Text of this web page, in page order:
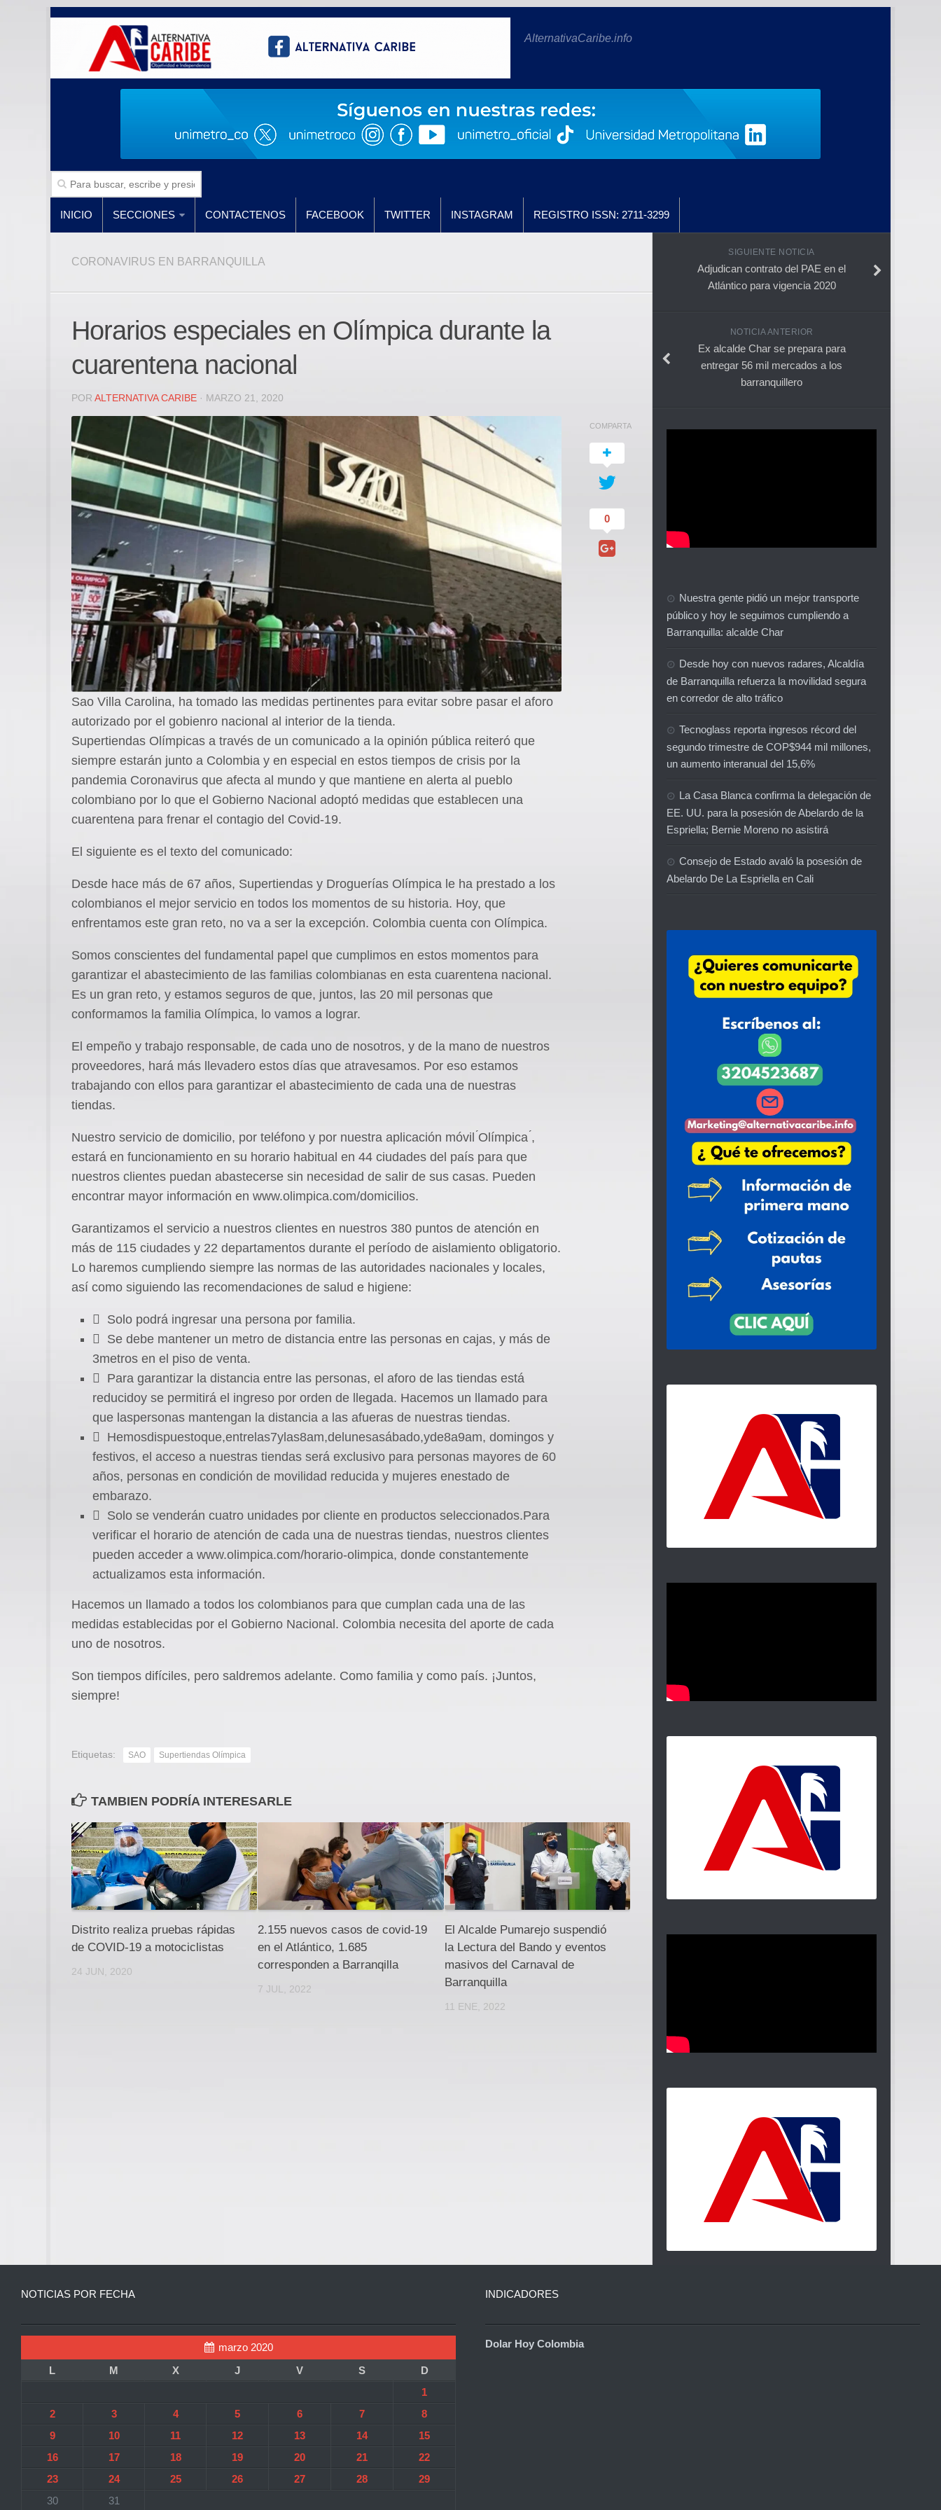
AlternativaCaribe.info
INICIO SECCIONES CONTACTENOS FACEBOOK TWITTER INSTAGRAM REGISTRO ISSN: 2711-3299
CORONAVIRUS EN BARRANQUILLA
Horarios especiales en Olímpica durante la
cuarentena nacional
POR ALTERNATIVA CARIBE · MARZO 21, 2020
Sao Villa Carolina, ha tomado las medidas pertinentes para evitar sobre pasar el aforo
autorizado por el gobienro nacional al interior de la tienda.
Supertiendas Olímpicas a través de un comunicado a la opinión pública reiteró que
siempre estarán junto a Colombia y en especial en estos tiempos de crisis por la
pandemia Coronavirus que afecta al mundo y que mantiene en alerta al pueblo
colombiano por lo que el Gobierno Nacional adoptó medidas que establecen una
cuarentena para frenar el contagio del Covid-19.
El siguiente es el texto del comunicado:
Desde hace más de 67 años, Supertiendas y Droguerías Olímpica le ha prestado a los
colombianos el mejor servicio en todos los momentos de su historia. Hoy, que
enfrentamos este gran reto, no va a ser la excepción. Colombia cuenta con Olímpica.
Somos conscientes del fundamental papel que cumplimos en estos momentos para
garantizar el abastecimiento de las familias colombianas en esta cuarentena nacional.
Es un gran reto, y estamos seguros de que, juntos, las 20 mil personas que
conformamos la familia Olímpica, lo vamos a lograr.
El empeño y trabajo responsable, de cada uno de nosotros, y de la mano de nuestros
proveedores, hará más llevadero estos días que atravesamos. Por eso estamos
trabajando con ellos para garantizar el abastecimiento de cada una de nuestras
tiendas.
Nuestro servicio de domicilio, por teléfono y por nuestra aplicación móvil ́Olímpica ́,
estará en funcionamiento en su horario habitual en 44 ciudades del país para que
nuestros clientes puedan abastecerse sin necesidad de salir de sus casas. Pueden
encontrar mayor información en www.olimpica.com/domicilios.
Garantizamos el servicio a nuestros clientes en nuestros 380 puntos de atención en
más de 115 ciudades y 22 departamentos durante el período de aislamiento obligatorio.
Lo haremos cumpliendo siempre las normas de las autoridades nacionales y locales,
así como siguiendo las recomendaciones de salud e higiene:
 Solo podrá ingresar una persona por familia.
 Se debe mantener un metro de distancia entre las personas en cajas, y más de
3metros en el piso de venta.
 Para garantizar la distancia entre las personas, el aforo de las tiendas está
reducidoy se permitirá el ingreso por orden de llegada. Hacemos un llamado para
que laspersonas mantengan la distancia a las afueras de nuestras tiendas.
 Hemosdispuestoque,entrelas7ylas8am,delunesasábado,yde8a9am, domingos y
festivos, el acceso a nuestras tiendas será exclusivo para personas mayores de 60
años, personas en condición de movilidad reducida y mujeres enestado de
embarazo.
 Solo se venderán cuatro unidades por cliente en productos seleccionados.Para
verificar el horario de atención de cada una de nuestras tiendas, nuestros clientes
pueden acceder a www.olimpica.com/horario-olimpica, donde constantemente
actualizamos esta información.
Hacemos un llamado a todos los colombianos para que cumplan cada una de las
medidas establecidas por el Gobierno Nacional. Colombia necesita del aporte de cada
uno de nosotros.
Son tiempos difíciles, pero saldremos adelante. Como familia y como país. ¡Juntos,
siempre!
COMPARTA
0
Etiquetas: SAO Supertiendas Olímpica
TAMBIEN PODRÍA INTERESARLE
Distrito realiza pruebas rápidas
de COVID-19 a motociclistas
24 JUN, 2020
2.155 nuevos casos de covid-19
en el Atlántico, 1.685
corresponden a Barranqilla
7 JUL, 2022
El Alcalde Pumarejo suspendió
la Lectura del Bando y eventos
masivos del Carnaval de
Barranquilla
11 ENE, 2022
SIGUIENTE NOTICIA
Adjudican contrato del PAE en el
Atlántico para vigencia 2020
NOTICIA ANTERIOR
Ex alcalde Char se prepara para
entregar 56 mil mercados a los
barranquillero
Nuestra gente pidió un mejor transporte
público y hoy le seguimos cumpliendo a
Barranquilla: alcalde Char
Desde hoy con nuevos radares, Alcaldía
de Barranquilla refuerza la movilidad segura
en corredor de alto tráfico
Tecnoglass reporta ingresos récord del
segundo trimestre de COP$944 mil millones,
un aumento interanual del 15,6%
La Casa Blanca confirma la delegación de
EE. UU. para la posesión de Abelardo de la
Espriella; Bernie Moreno no asistirá
Consejo de Estado avaló la posesión de
Abelardo De La Espriella en Cali
NOTICIAS POR FECHA
marzo 2020
L
M X J V S
D
1
2
3 4 5 6 7
8
9
10 11 12 13 14
15
16
17 18 19 20 21
22
23
24 25 26 27 28
29
30
31
INDICADORES
Dolar Hoy Colombia